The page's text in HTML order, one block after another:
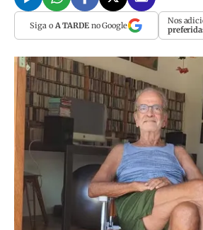
Siga o A TARDEno Google Nos